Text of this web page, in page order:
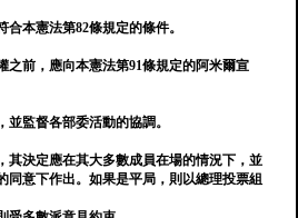
本憲法第82條規定的條件。
之前，應向本憲法第91條規定的阿米爾宣
並監督各部委活動的協調。
其決定應在其大多數成員在場的情況下，並
同意下作出。如果是平局，則以總理投票組